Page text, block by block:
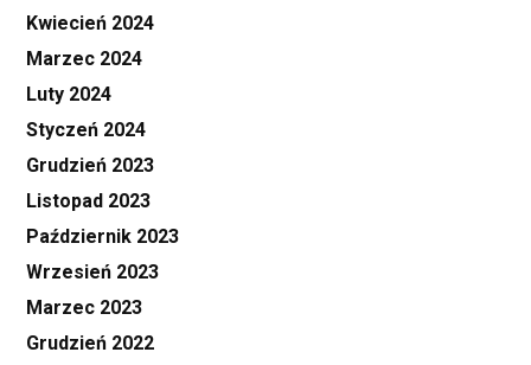
Kwiecień 2024
Marzec 2024
Luty 2024
Styczeń 2024
Grudzień 2023
Listopad 2023
Październik 2023
Wrzesień 2023
Marzec 2023
Grudzień 2022